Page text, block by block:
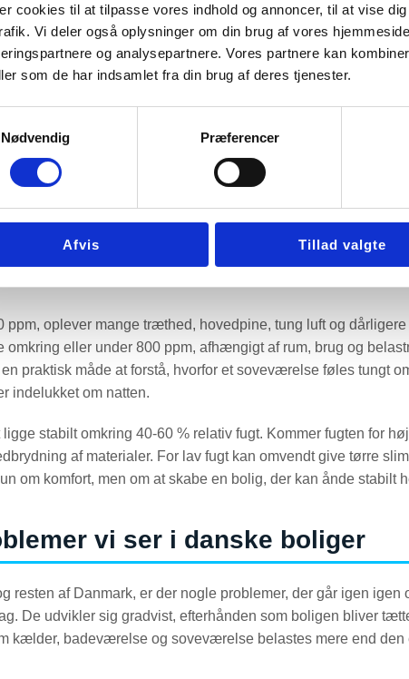
cookies til at tilpasse vores indhold og annoncer, til at vise
Vi deler også oplysninger om din brug af vores
og analysepartnere. Vores partnere kan
som de har indsamlet fra din brug af deres tjenester.
Nødvendig
Præferencer
Afvis Tillad valgte
med ventilation i danske
ikke er nok
en god vane. Vi anbefaler typisk, at man lufter ud 2-3
og aften. Det hjælper med at fjerne fugt og gammel luft her
vinduerne lukkes igen, begynder CO2, fugt og lugte hurtigt
Om vinteren holder mange vinduerne lukkede for at spare på
pollen og partikelforurening også gøre det mindre attraktivt at
kan CO2-niveauet stige markant i løbet af natten, selv om
ppm, oplever mange træthed, hovedpine, tung luft og
omkring eller under 800 ppm, afhængigt af rum, brug og
praktisk måde at forstå, hvorfor et soveværelse føles tungt
indelukket om natten.
stabilt omkring 40-60 % relativ fugt. Kommer fugten for
af materialer. For lav fugt kan omvendt give tørre
om komfort, men om at skabe en bolig, der kan ånde stabilt
vi ser i danske boliger
resten af Danmark, er der nogle problemer, der går igen
De udvikler sig gradvist, efterhånden som boligen bliver
kælder, badeværelse og soveværelse belastes mere end den